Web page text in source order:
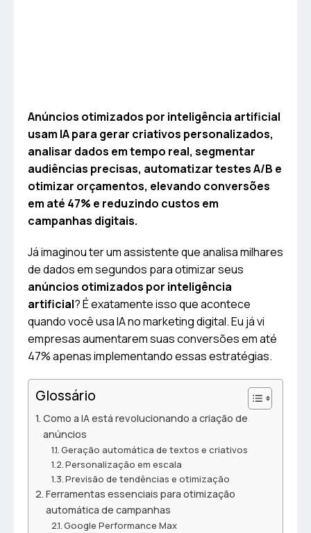
Anúncios otimizados por inteligência artificial
usam IA para gerar criativos personalizados,
analisar dados em tempo real, segmentar
audiências precisas, automatizar testes A/B e
otimizar orçamentos, elevando conversões
em até 47% e reduzindo custos em
campanhas digitais.
Já imaginou ter um assistente que analisa milhares
de dados em segundos para otimizar seus
anúncios otimizados por inteligência
artificial? É exatamente isso que acontece
quando você usa IA no marketing digital. Eu já vi
empresas aumentarem suas conversões em até
47% apenas implementando essas estratégias.
Glossário
Como a IA está revolucionando a criação de
anúncios
Geração automática de textos e criativos
Personalização em escala
Previsão de tendências e otimização
Ferramentas essenciais para otimização
automática de campanhas
Google Performance Max